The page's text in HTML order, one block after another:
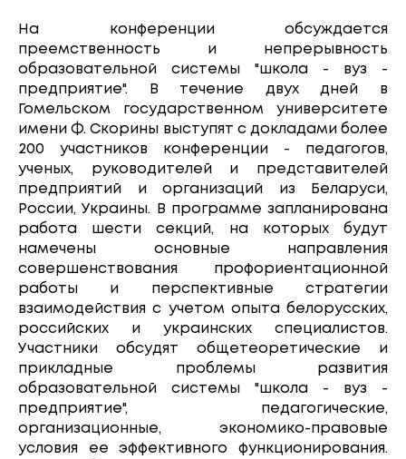
На конференции обсуждается
преемственность и непрерывность
образовательной системы "школа - вуз -
предприятие". В течение двух дней в
Гомельском государственном университете
имени Ф. Скорины выступят с докладами более
200 участников конференции - педагогов,
ученых, руководителей и представителей
предприятий и организаций из Беларуси,
России, Украины. В программе запланирована
работа шести секций, на которых будут
намечены основные направления
совершенствования профориентационной
работы и перспективные стратегии
взаимодействия с учетом опыта белорусских,
российских и украинских специалистов.
Участники обсудят общетеоретические и
прикладные проблемы развития
образовательной системы "школа - вуз -
предприятие", педагогические,
организационные, экономико-правовые
условия ее эффективного функционирования.